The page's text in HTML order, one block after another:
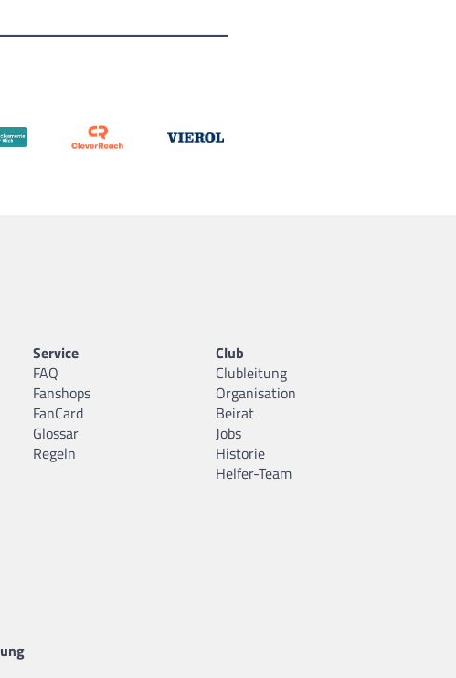
Service
FAQ
Fanshops
FanCard
Glossar
Regeln
Club
Clubleitung
Organisation
Beirat
Jobs
Historie
Helfer-Team